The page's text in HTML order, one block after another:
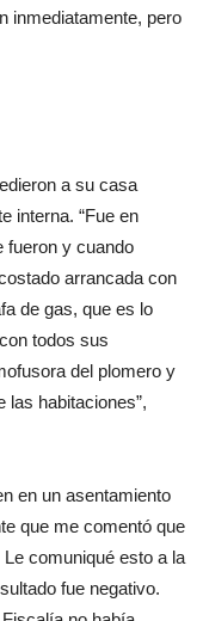
inmediatamente, pero
a su casa
interna. “Fue en
fueron y cuando
arrancada con
de gas, que es lo
todos sus
del plomero y
las habitaciones”,
en un asentamiento
que me comentó que
comuniqué esto a la
fue negativo.